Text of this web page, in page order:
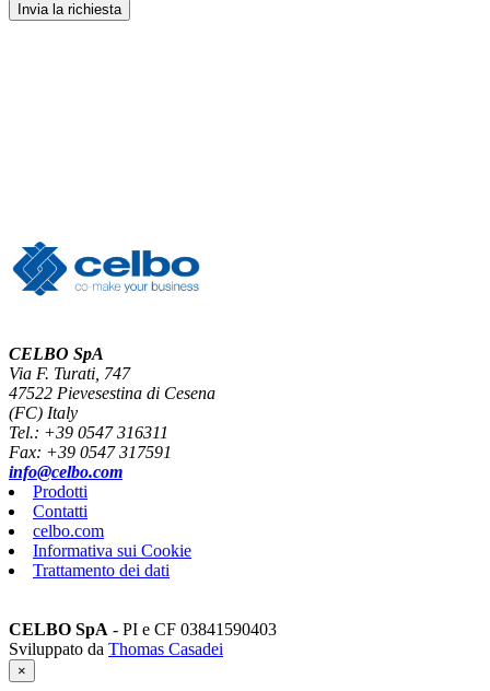
Invia la richiesta
CELBO SpA
Via F. Turati, 747
47522 Pievesestina di Cesena
(FC) Italy
Tel.: +39 0547 316311
Fax: +39 0547 317591
info@celbo.com
Prodotti
Contatti
celbo.com
Informativa sui Cookie
Trattamento dei dati
CELBO SpA - PI e CF 03841590403
Sviluppato da Thomas Casadei
×